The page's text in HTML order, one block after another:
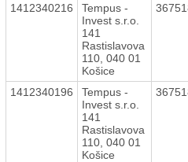
1412340216
Tempus -
Invest s.r.o.
141
Rastislavova
110, 040 01
Košice
1412340196
Tempus -
Invest s.r.o.
141
Rastislavova
110, 040 01
Košice